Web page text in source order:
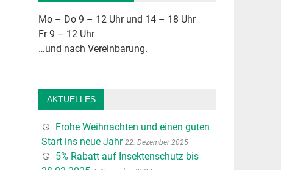
Mo – Do 9 – 12 Uhr und 14 – 18 Uhr
Fr 9 – 12 Uhr
…und nach Vereinbarung.
AKTUELLES
Frohe Weihnachten und einen guten
Start ins neue Jahr 22. Dezember 2025
5% Rabatt auf Insektenschutz bis